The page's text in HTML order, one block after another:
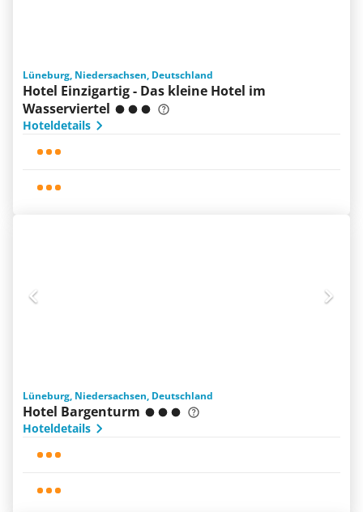
Lüneburg, Niedersachsen, Deutschland
Hotel Einzigartig - Das kleine Hotel im
Wasserviertel
Hoteldetails
Lüneburg, Niedersachsen, Deutschland
Hotel Bargenturm
Hoteldetails